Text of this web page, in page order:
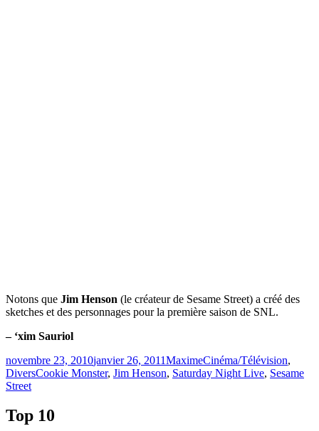
Notons que Jim Henson (le créateur de Sesame Street) a créé des
sketches et des personnages pour la première saison de SNL.
– ‘xim Sauriol
Publié
le
novembre 23, 2010janvier 26, 2011MaximeCatégories
Cinéma/Télévision,
DiversÉtiquettes
Cookie Monster, Jim Henson, Saturday Night Live, Sesame
Street
Top 10